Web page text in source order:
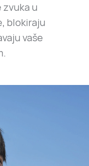
u
blokiraju
vaše